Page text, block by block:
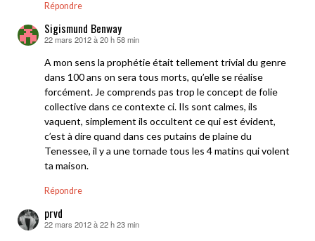
Répondre
Sigismund Benway
dit :
22 mars 2012 à 20 h 58 min
A mon sens la prophétie était tellement trivial du genre
dans 100 ans on sera tous morts, qu’elle se réalise
forcément. Je comprends pas trop le concept de folie
collective dans ce contexte ci. Ils sont calmes, ils
vaquent, simplement ils occultent ce qui est évident,
c’est à dire quand dans ces putains de plaine du
Tenessee, il y a une tornade tous les 4 matins qui volent
ta maison.
Répondre
prvd
dit :
22 mars 2012 à 22 h 23 min